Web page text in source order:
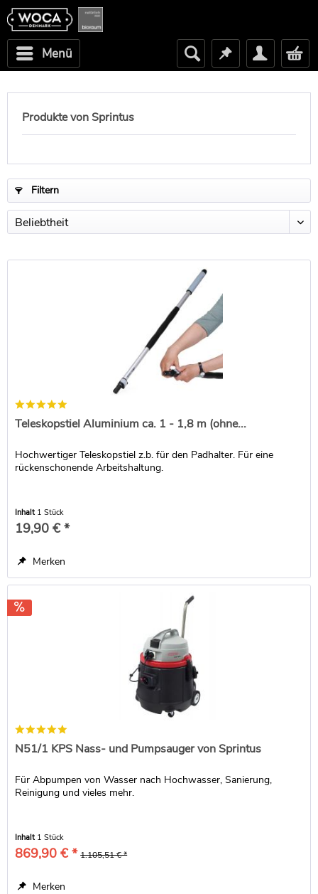
Menü
Produkte von Sprintus
Filtern
Teleskopstiel Aluminium ca. 1 - 1,8 m (ohne...
Hochwertiger Teleskopstiel z.b. für den Padhalter. Für eine
rückenschonende Arbeitshaltung.
Inhalt 1 Stück
19,90 € *
Merken
N51/1 KPS Nass- und Pumpsauger von Sprintus
Für Abpumpen von Wasser nach Hochwasser, Sanierung,
Reinigung und vieles mehr.
Inhalt 1 Stück
869,90 € * 1.105,51 € *
Merken